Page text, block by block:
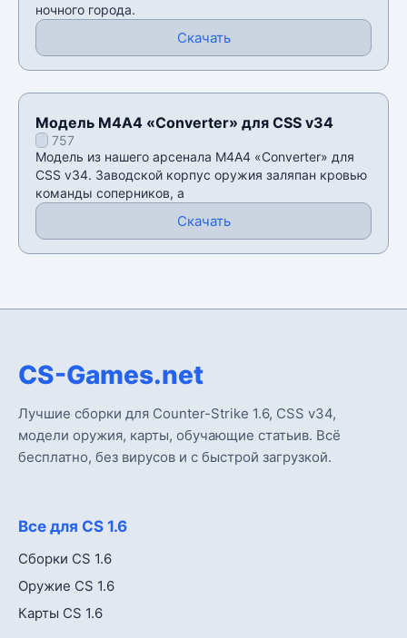
ночного города.
Скачать
Модель M4A4 «Converter» для CSS v34
757
Модель из нашего арсенала M4A4 «Converter» для
CSS v34. Заводской корпус оружия заляпан кровью
команды соперников, а
Скачать
CS-Games.net
Лучшие сборки для Counter-Strike 1.6, CSS v34,
модели оружия, карты, обучающие статьив. Всё
бесплатно, без вирусов и с быстрой загрузкой.
Все для CS 1.6
Сборки CS 1.6
Оружие CS 1.6
Карты CS 1.6